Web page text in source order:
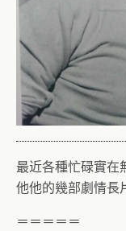
最近各種忙碌實在
他他的幾部劇情長
＝＝＝＝＝